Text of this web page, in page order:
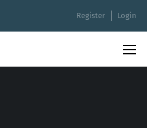
Register Login